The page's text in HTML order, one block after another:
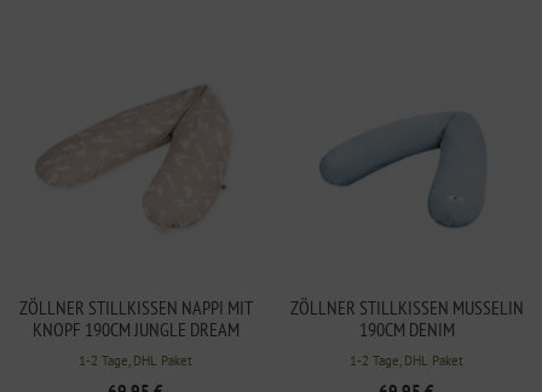
ZÖLLNER STILLKISSEN NAPPI MIT
KNOPF 190CM JUNGLE DREAM
1-2 Tage, DHL Paket
ZÖLLNER STILLKISSEN MUSSELIN
190CM DENIM
1-2 Tage, DHL Paket